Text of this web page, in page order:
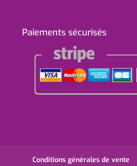
Paiements sécurisés
Conditions générales de vente